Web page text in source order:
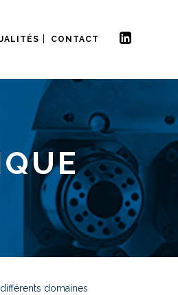
CONTACT
domaines